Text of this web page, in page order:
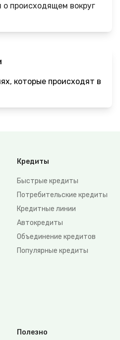
происходящем вокруг
которые происходят в
Кредиты
Быстрые кредиты
Потребительские кредиты
Кредитные линии
Автокредиты
Объединение кредитов
Популярные кредиты
Полезно